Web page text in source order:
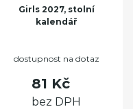
Girls 2027, stolní
kalendář
dostupnost na dotaz
81 Kč
bez DPH